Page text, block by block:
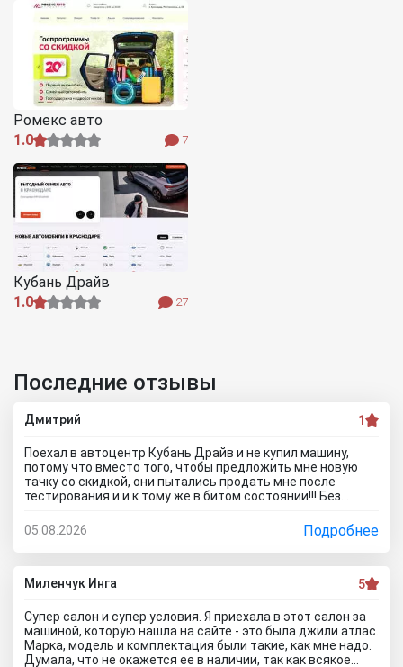
Ромекс авто
1.0
7
Кубань Драйв
1.0
27
Последние отзывы
Дмитрий 1
Поехал в автоцентр Кубань Драйв и не купил машину,
потому что вместо того, чтобы предложить мне новую
тачку со скидкой, они пытались продать мне после
тестирования и и к тому же в битом состоянии!!! Без
скорее всего скажет, что эти машины проблемные. Так
что не теряйте время, обратитесь к официальному
дилеру и рекламе в интернете не верьте, а то как я
прокатитесь туда сюда зря.. а стоило всего лишь про
автосалон Кубань Драйв отзывы почитать чтоб понять
05.08.2026 Подробнее
Миленчук Инга 5
Супер салон и супер условия. Я приехала в этот салон за
машиной, которую нашла на сайте - это была джили атлас.
Марка, модель и комплектация были такие, как мне надо.
Думала, что не окажется ее в наличии, так как всякое